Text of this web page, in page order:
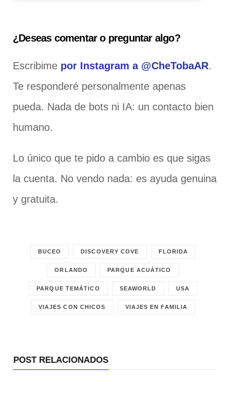
¿Deseas comentar o preguntar algo?
Escribime por Instagram a @CheTobaAR.
Te responderé personalmente apenas
pueda. Nada de bots ni IA: un contacto bien
humano.
Lo único que te pido a cambio es que sigas
la cuenta. No vendo nada: es ayuda genuina
y gratuita.
BUCEO DISCOVERY COVE FLORIDA
ORLANDO PARQUE ACUÁTICO
PARQUE TEMÁTICO SEAWORLD USA
VIAJES CON CHICOS VIAJES EN FAMILIA
POST RELACIONADOS